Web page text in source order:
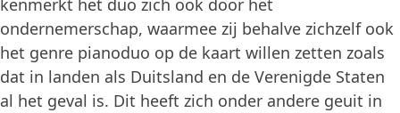
kenmerkt het duo zich ook door het
ondernemerschap, waarmee zij behalve zichzelf ook
het genre pianoduo op de kaart willen zetten zoals
dat in landen als Duitsland en de Verenigde Staten
al het geval is. Dit heeft zich onder andere geuit in